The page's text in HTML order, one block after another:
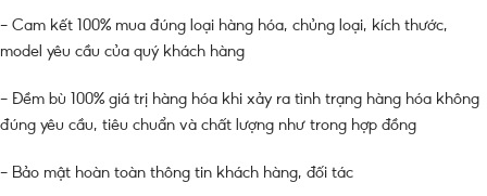
– Cam kết 100% mua đúng loại hàng hóa, chủng loại, kích thước,
model yêu cầu của quý khách hàng
– Đềm bù 100% giá trị hàng hóa khi xảy ra tình trạng hàng hóa không
đúng yêu cầu, tiêu chuẩn và chất lượng như trong hợp đồng
– Bảo mật hoàn toàn thông tin khách hàng, đối tác